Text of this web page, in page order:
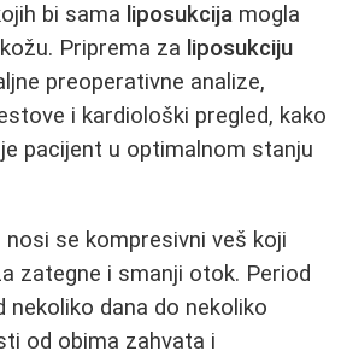
bi sama liposukcija mogla
Priprema za liposukciju
preoperativne analize,
i kardiološki pregled, kako
pacijent u optimalnom stanju
nosi se kompresivni veš koji
zategne i smanji otok. Period
nekoliko dana do nekoliko
od obima zahvata i